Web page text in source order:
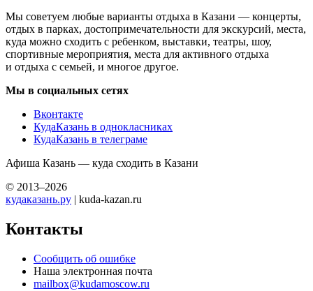
Мы советуем любые варианты отдыха в Казани — концерты,
отдых в парках, достопримечательности для экскурсий, места,
куда можно сходить с ребенком, выставки, театры, шоу,
спортивные мероприятия, места для активного отдыха
и отдыха с семьей, и многое другое.
Мы в социальных сетях
Вконтакте
КудаКазань в однокласниках
КудаКазань в телеграме
Афиша Казань — куда сходить в Казани
© 2013–2026
кудаказань.ру | kuda-kazan.ru
Контакты
Сообщить об ошибке
Наша электронная почта
mailbox@kudamoscow.ru